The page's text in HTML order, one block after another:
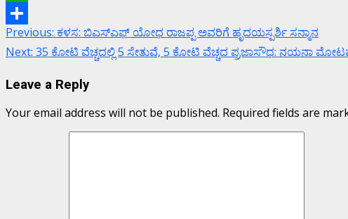
WhatsApp
Share
Continue
Reading
Previous: ಕಳಸ: ಬಿಎಸ್‍ಎಫ್ ಯೋಧ ರಾಜಪ್ಪ ಅವರಿಗೆ ಹೃದಯಸ್ಪರ್ಶಿ ಸನ್ಮಾನ
Next: 35 ಕೋಟಿ ವೆಚ್ಚದಲ್ಲಿ 5 ಸೇತುವೆ, 5 ಕೋಟಿ ವೆಚ್ಚದ ಪ್ರಜಾಸೌಧ: ನಯನಾ
Leave a Reply
Your email address will not be published. Required fields are